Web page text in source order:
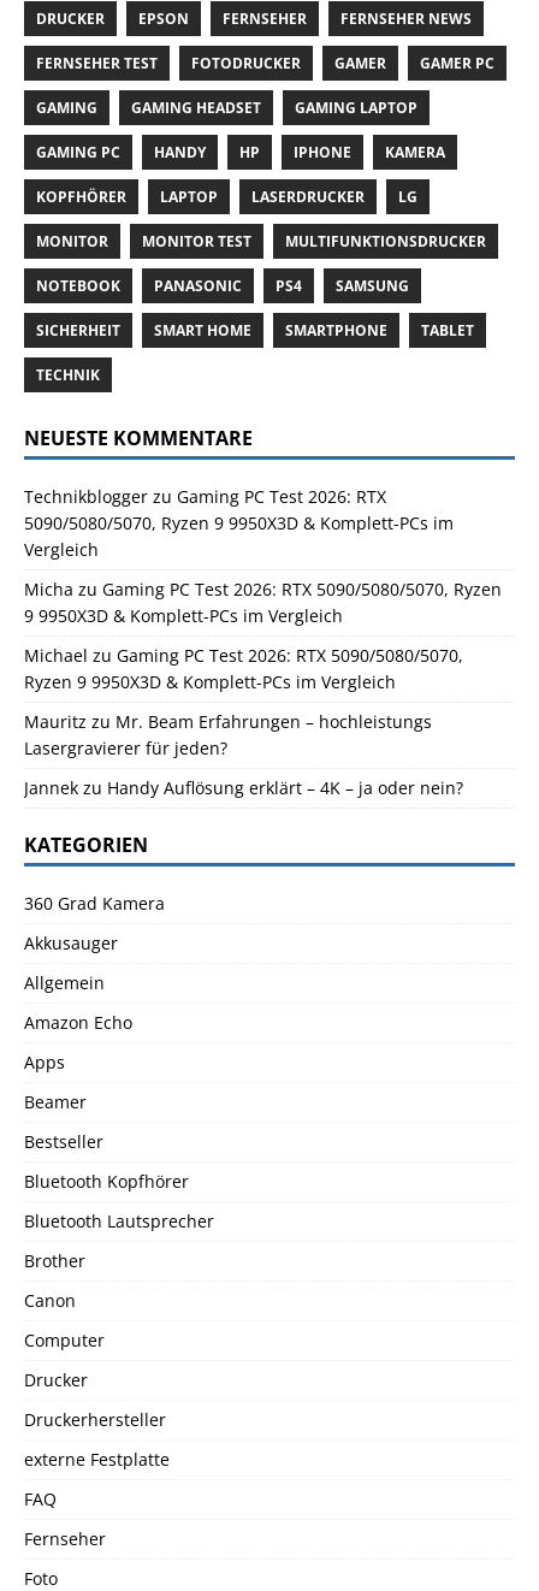
DRUCKER EPSON FERNSEHER FERNSEHER NEWS
FERNSEHER TEST FOTODRUCKER GAMER GAMER PC
GAMING GAMING HEADSET GAMING LAPTOP
GAMING PC HANDY HP IPHONE KAMERA
KOPFHÖRER LAPTOP LASERDRUCKER LG
MONITOR MONITOR TEST MULTIFUNKTIONSDRUCKER
NOTEBOOK PANASONIC PS4 SAMSUNG
SICHERHEIT SMART HOME SMARTPHONE TABLET
TECHNIK
NEUESTE KOMMENTARE
Technikblogger zu Gaming PC Test 2026: RTX
5090/5080/5070, Ryzen 9 9950X3D & Komplett-PCs im
Vergleich
Micha zu Gaming PC Test 2026: RTX 5090/5080/5070, Ryzen
9 9950X3D & Komplett-PCs im Vergleich
Michael zu Gaming PC Test 2026: RTX 5090/5080/5070,
Ryzen 9 9950X3D & Komplett-PCs im Vergleich
Mauritz zu Mr. Beam Erfahrungen – hochleistungs
Lasergravierer für jeden?
Jannek zu Handy Auflösung erklärt – 4K – ja oder nein?
KATEGORIEN
360 Grad Kamera
Akkusauger
Allgemein
Amazon Echo
Apps
Beamer
Bestseller
Bluetooth Kopfhörer
Bluetooth Lautsprecher
Brother
Canon
Computer
Drucker
Druckerhersteller
externe Festplatte
FAQ
Fernseher
Foto